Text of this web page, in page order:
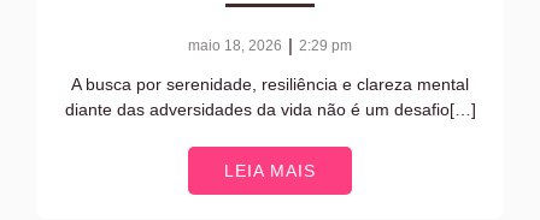
maio 18, 2026 | 2:29 pm
A busca por serenidade, resiliência e clareza mental
diante das adversidades da vida não é um desafio[…]
LEIA MAIS